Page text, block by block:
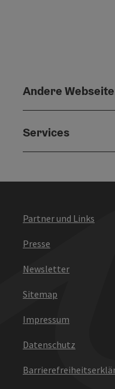
Andere
Services
Partner und Links
Presse
Newsletter
Sitemap
Impressum
Datenschutz